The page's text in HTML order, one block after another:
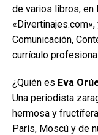
de varios libros, en
Comunicación,
currículo
¿Quién es Eva
Una periodista
hermosa y
París, Moscú y de